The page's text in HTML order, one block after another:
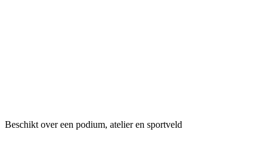
Beschikt over een podium, atelier en sportveld